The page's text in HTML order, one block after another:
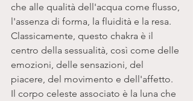
che alle qualità dell'acqua come flusso,
l'assenza di forma, la fluidità e la resa.
Classicamente, questo chakra è il
centro della sessualità, così come delle
emozioni, delle sensazioni, del
piacere, del movimento e dell'affetto.
Il corpo celeste associato è la luna che